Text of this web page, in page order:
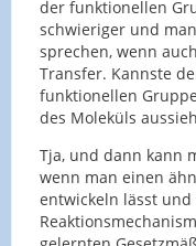
der funktionellen
schwieriger und
sprechen, wenn
Transfer. Kannste
funktionellen
des Moleküls
Tja, und dann kann
wenn man einen
entwickeln lässt und